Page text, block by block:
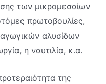
των μικρομεσαίων
πρωτοβουλίες,
αλυσίδων
η ναυτιλία, κ.α.
της